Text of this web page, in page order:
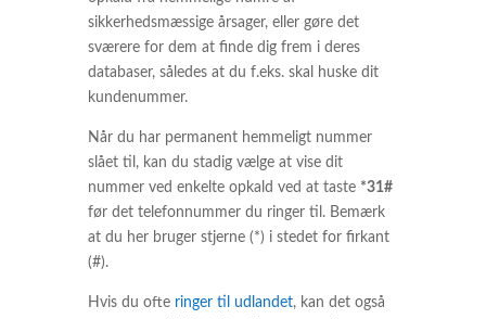
sikkerhedsmæssige årsager, eller gøre det
sværere for dem at finde dig frem i deres
databaser, således at du f.eks. skal huske dit
kundenummer.
Når du har permanent hemmeligt nummer
slået til, kan du stadig vælge at vise dit
nummer ved enkelte opkald ved at taste *31#
før det telefonnummer du ringer til. Bemærk
at du her bruger stjerne (*) i stedet for firkant
(#).
Hvis du ofte ringer til udlandet, kan det også